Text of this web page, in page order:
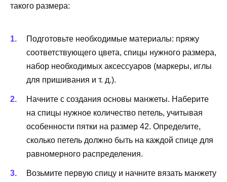
такого размера:
Подготовьте необходимые материалы: пряжу
соответствующего цвета, спицы нужного размера,
набор необходимых аксессуаров (маркеры, иглы
для пришивания и т. д.).
Начните с создания основы манжеты. Наберите
на спицы нужное количество петель, учитывая
особенности пятки на размер 42. Определите,
сколько петель должно быть на каждой спице для
равномерного распределения.
Возьмите первую спицу и начните вязать манжету